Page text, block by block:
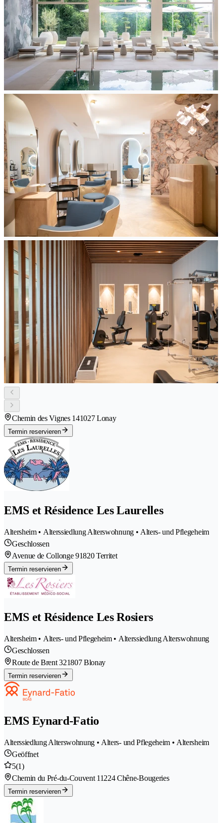
Chemin des Vignes 141027 Lonay
Termin reservieren
EMS et Résidence Les Laurelles
Altersheim • Alterssiedlung Alterswohnung • Alters- und Pflegeheim
Geschlossen
Avenue de Collonge 91820 Territet
Termin reservieren
EMS et Résidence Les Rosiers
Altersheim • Alters- und Pflegeheim • Alterssiedlung Alterswohnung
Geschlossen
Route de Brent 321807 Blonay
Termin reservieren
EMS Eynard-Fatio
Alterssiedlung Alterswohnung • Alters- und Pflegeheim • Altersheim
Geöffnet
5(1)
Chemin du Pré-du-Couvent 11224 Chêne-Bougeries
Termin reservieren